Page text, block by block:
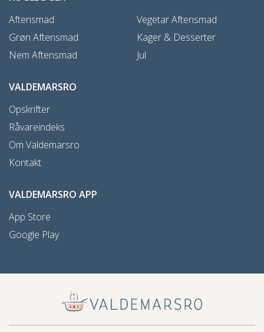
Aftensmad
Grøn Aftensmad
Nem Aftensmad
Vegetar Aftensmad
Kager & Desserter
Jul
VALDEMARSRO
Opskrifter
Råvareindeks
Om Valdemarsro
Kontakt
VALDEMARSRO APP
App Store
Google Play